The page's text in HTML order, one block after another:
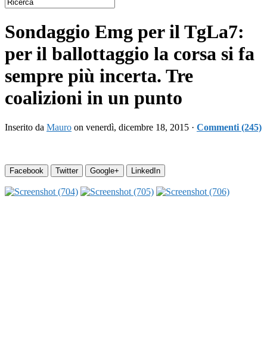
Sondaggio Emg per il TgLa7:
per il ballottaggio la corsa si fa
sempre più incerta. Tre
coalizioni in un punto
Inserito da Mauro on venerdì, dicembre 18, 2015 · Commenti (245)
Facebook Twitter Google+ LinkedIn